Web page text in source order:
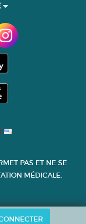
PAS ET NE SE
MÉDICALE.